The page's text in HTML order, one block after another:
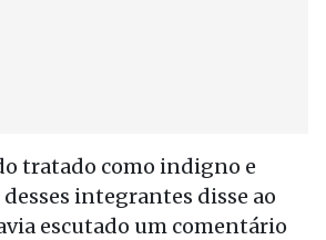
tratado como indigno e
integrantes disse ao
escutado um comentário